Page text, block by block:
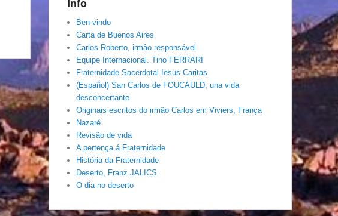
Ben-vindo
Carta de Buenos Aires
Carlos Roberto, irmâo responsável
Equipe Internacional. Tino FERRARI
Fraternidade Sacerdotal Iesus Caritas
(Español) San Carlos de FOUCAULD, una vida
desconcertante
Originais escritos do irmão Carlos em Viviers, França
Nazaré
Revisão de vida
A pertença á Fraternidade
História da Fraternidade
Deserto, Franz JALICS
O dia no deserto